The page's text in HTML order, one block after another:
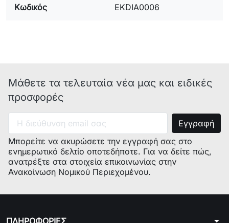
Κωδικός EKDIA0006
Μάθετε τα τελευταία νέα μας και ειδικές
προσφορές
Μπορείτε να ακυρώσετε την εγγραφή σας στο
ενημερωτικό δελτίο οποτεδήποτε. Για να δείτε πώς,
ανατρέξτε στα στοιχεία επικοινωνίας στην
Ανακοίνωση Νομικού Περιεχομένου.
ΠΛΗΡΟΦΟΡΙΕΣ